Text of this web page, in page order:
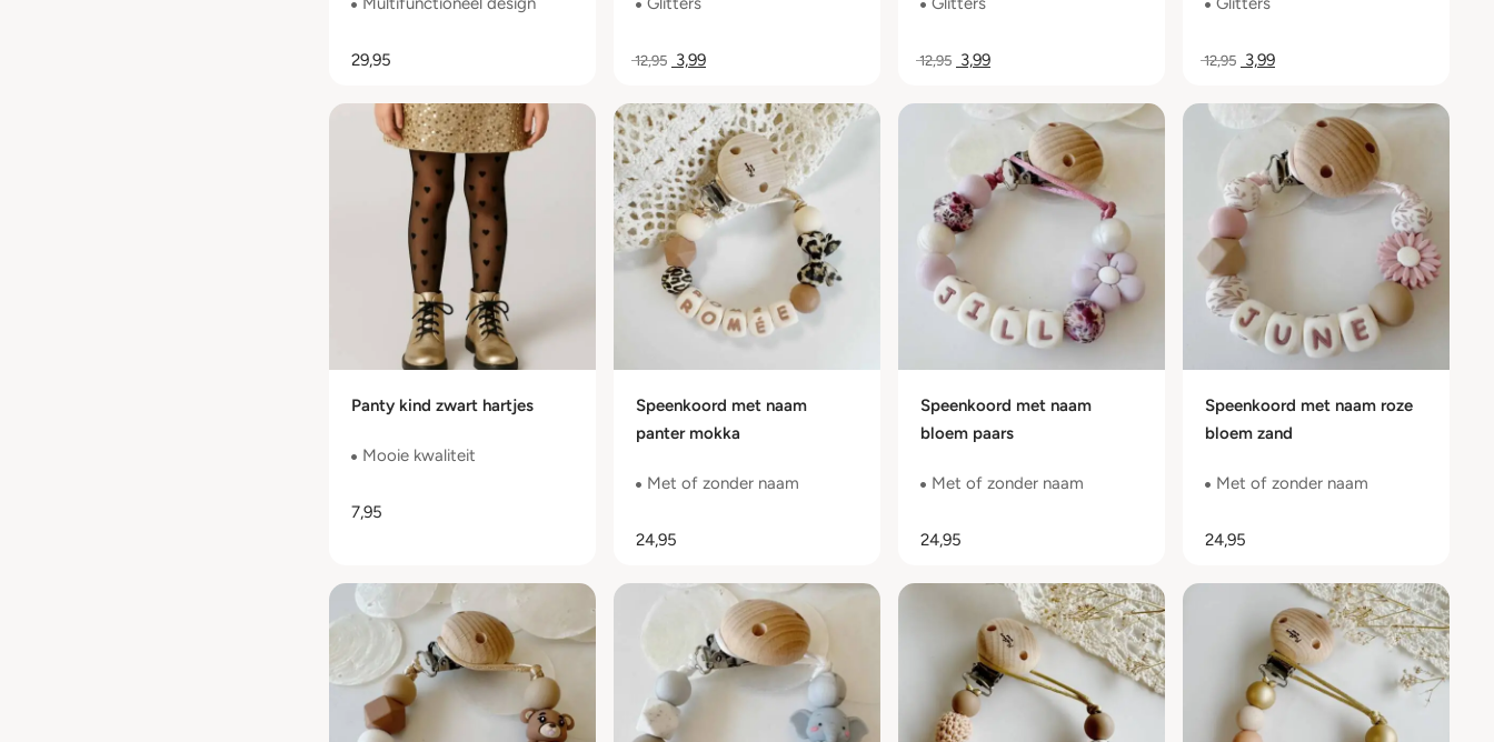
29,95 12,95 3,99 12,95 3,99 12,95 3,99
Panty kind zwart hartjes
Mooie kwaliteit
7,95
Speenkoord met naam
panter mokka
Met of zonder naam
24,95
Speenkoord met naam
bloem paars
Met of zonder naam
24,95
Speenkoord met naam roze
bloem zand
Met of zonder naam
24,95